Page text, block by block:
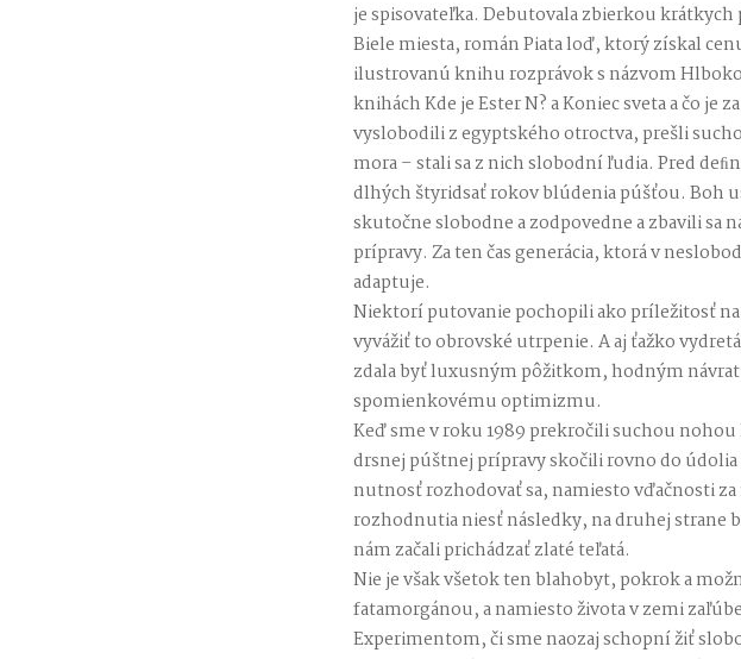
je spisovateľka. Debutovala zbierkou
Biele miesta, román Piata loď, ktorý získal
ilustrovanú knihu rozprávok s názvom
knihách Kde je Ester N? a Koniec sveta a čo
vyslobodili z egyptského otroctva, prešli
mora – stali sa z nich slobodní ľudia. Pred
dlhých štyridsať rokov blúdenia púšťou. Boh
skutočne slobodne a zodpovedne a zbavili
prípravy. Za ten čas generácia, ktorá v
adaptuje.
Niektorí putovanie pochopili ako príležitosť
vyvážiť to obrovské utrpenie. A aj ťažko
zdala byť luxusným pôžitkom, hodným
spomienkovému optimizmu.
Keď sme v roku 1989 prekročili suchou
drsnej púštnej prípravy skočili rovno do
nutnosť rozhodovať sa, namiesto vďačnosti
rozhodnutia niesť následky, na druhej strane
nám začali prichádzať zlaté teľatá.
Nie je však všetok ten blahobyt, pokrok a
fatamorgánou, a namiesto života v zemi
Experimentom, či sme naozaj schopní žiť